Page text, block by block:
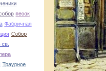
песок
Фабричная
Собор
св.
Траурное